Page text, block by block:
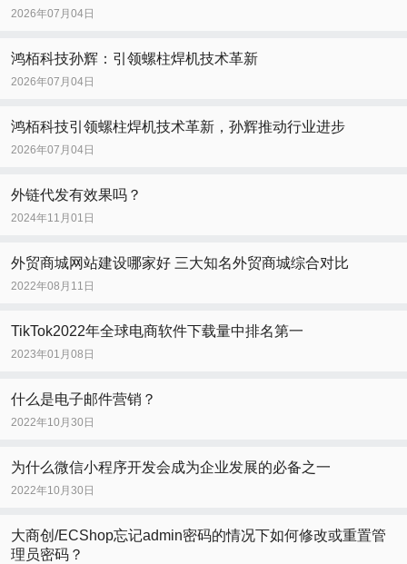
2026年07月04日
鸿栢科技孙辉：引领螺柱焊机技术革新
2026年07月04日
鸿栢科技引领螺柱焊机技术革新，孙辉推动行业进步
2026年07月04日
外链代发有效果吗？
2024年11月01日
外贸商城网站建设哪家好 三大知名外贸商城综合对比
2022年08月11日
TikTok2022年全球电商软件下载量中排名第一
2023年01月08日
什么是电子邮件营销？
2022年10月30日
为什么微信小程序开发会成为企业发展的必备之一
2022年10月30日
大商创/ECShop忘记admin密码的情况下如何修改或重置管
理员密码？